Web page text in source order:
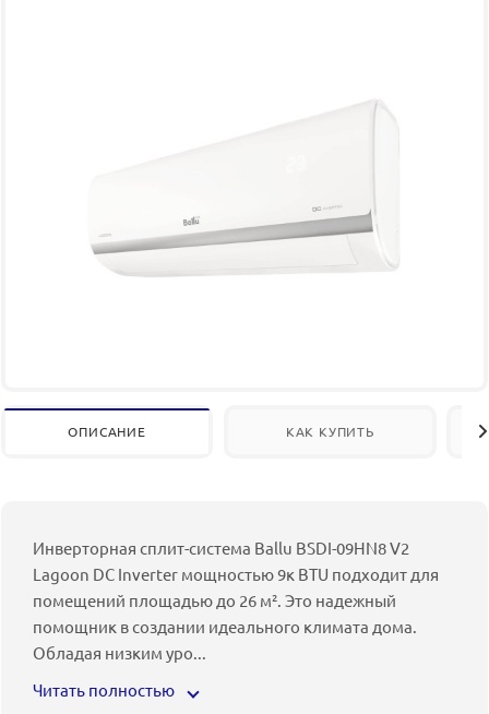
ОПИСАНИЕ КАК КУПИТЬ
Инверторная сплит-система Ballu BSDI-09HN8 V2
Lagoon DC Inverter мощностью 9к BTU подходит для
помещений площадью до 26 м². Это надежный
помощник в создании идеального климата дома.
Обладая низким уро...
Читать полностью